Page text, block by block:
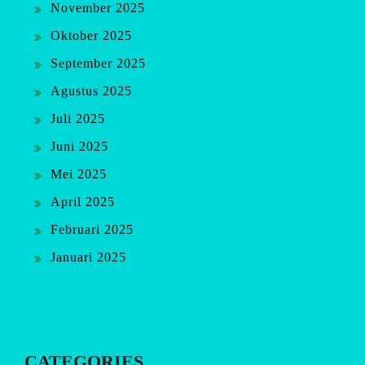
November 2025
Oktober 2025
September 2025
Agustus 2025
Juli 2025
Juni 2025
Mei 2025
April 2025
Februari 2025
Januari 2025